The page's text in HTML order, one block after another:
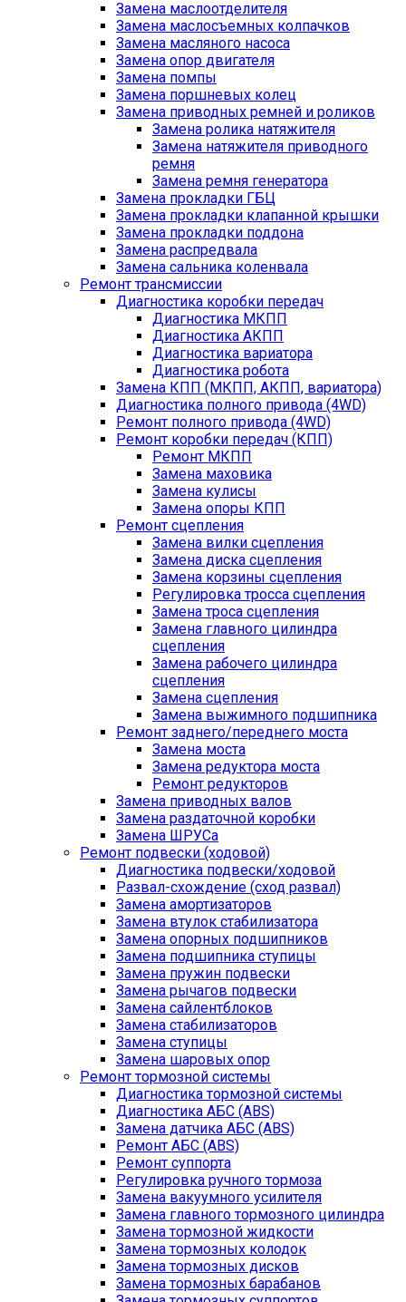
Замена маслоотделителя
Замена маслосъемных колпачков
Замена масляного насоса
Замена опор двигателя
Замена помпы
Замена поршневых колец
Замена приводных ремней и роликов
Замена ролика натяжителя
Замена натяжителя приводного
ремня
Замена ремня генератора
Замена прокладки ГБЦ
Замена прокладки клапанной крышки
Замена прокладки поддона
Замена распредвала
Замена сальника коленвала
Ремонт трансмиссии
Диагностика коробки передач
Диагностика МКПП
Диагностика АКПП
Диагностика вариатора
Диагностика робота
Замена КПП (МКПП, АКПП, вариатора)
Диагностика полного привода (4WD)
Ремонт полного привода (4WD)
Ремонт коробки передач (КПП)
Ремонт МКПП
Замена маховика
Замена кулисы
Замена опоры КПП
Ремонт сцепления
Замена вилки сцепления
Замена диска сцепления
Замена корзины сцепления
Регулировка тросса сцепления
Замена троса сцепления
Замена главного цилиндра
сцепления
Замена рабочего цилиндра
сцепления
Замена сцепления
Замена выжимного подшипника
Ремонт заднего/переднего моста
Замена моста
Замена редуктора моста
Ремонт редукторов
Замена приводных валов
Замена раздаточной коробки
Замена ШРУСа
Ремонт подвески (ходовой)
Диагностика подвески/ходовой
Развал-схождение (сход развал)
Замена амортизаторов
Замена втулок стабилизатора
Замена опорных подшипников
Замена подшипника ступицы
Замена пружин подвески
Замена рычагов подвески
Замена сайлентблоков
Замена стабилизаторов
Замена ступицы
Замена шаровых опор
Ремонт тормозной системы
Диагностика тормозной системы
Диагностика АБС (ABS)
Замена датчика АБС (ABS)
Ремонт АБС (ABS)
Ремонт суппорта
Регулировка ручного тормоза
Замена вакуумного усилителя
Замена главного тормозного цилиндра
Замена тормозной жидкости
Замена тормозных колодок
Замена тормозных дисков
Замена тормозных барабанов